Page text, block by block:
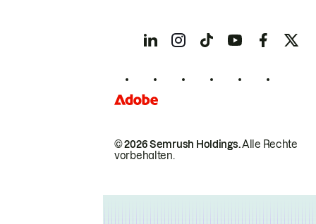
© 2026 Semrush Holdings.Alle Rechte
vorbehalten.